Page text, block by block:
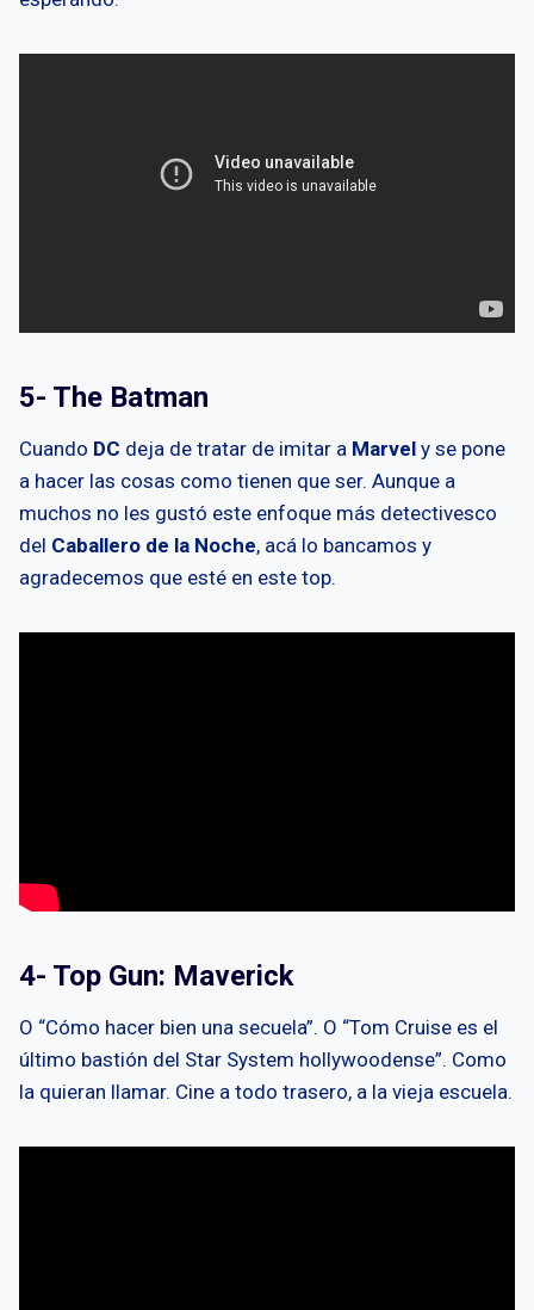
5- The Batman
Cuando DC deja de tratar de imitar a Marvel y se pone
a hacer las cosas como tienen que ser. Aunque a
muchos no les gustó este enfoque más detectivesco
del Caballero de la Noche, acá lo bancamos y
agradecemos que esté en este top.
4- Top Gun: Maverick
O “Cómo hacer bien una secuela”. O “Tom Cruise es el
último bastión del Star System hollywoodense”. Como
la quieran llamar. Cine a todo trasero, a la vieja escuela.